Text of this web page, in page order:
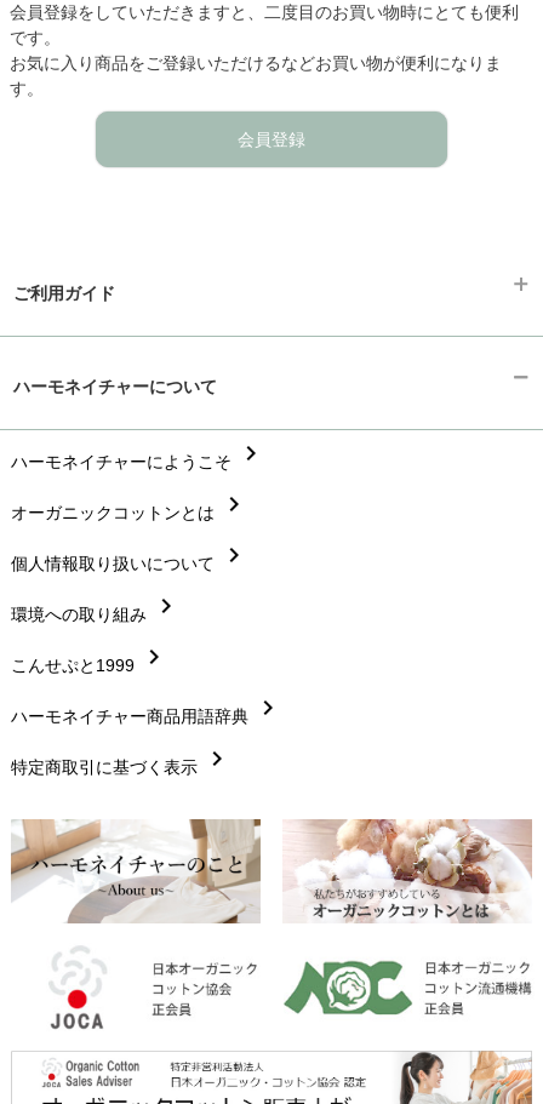
会員登録をしていただきますと、二度目のお買い物時にとても便利
です。
お気に入り商品をご登録いただけるなどお買い物が便利になりま
す。
会員登録
ご利用ガイド
配送と送料chevron_right
在庫状況と発送予定chevron_right
サイズ・寸法chevron_right
生地・素材chevron_right
お手入れについて chevron_right
レビューを書こうchevron_right
返品交換chevron_right
FAXでのご注文 chevron_right
お問い合わせchevron_right
ハーモネイチャーについて
ハーモネイチャーにようこそ chevron_right
オーガニックコットンとは chevron_right
個人情報取り扱いについて chevron_right
環境への取り組み chevron_right
こんせぷと1999 chevron_right
ハーモネイチャー商品用語辞典 chevron_right
特定商取引に基づく表示 chevron_right